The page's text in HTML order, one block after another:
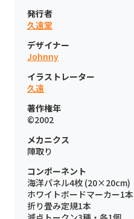
発行者
久遠堂
デザイナー
Johnny
イラストレーター
久遠
著作権年
©︎2002
メカニクス
陣取り
コンポーネント
海洋パネル4枚 (20×20cm)
ホワイトボードマーカー1本
折り畳み定規1本